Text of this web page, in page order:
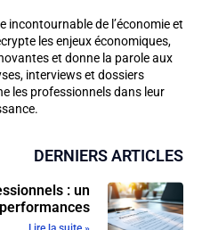
incontournable de l’économie et
les enjeux économiques,
et donne la parole aux
interviews et dossiers
les professionnels dans leur
DERNIERS ARTICLES
: un